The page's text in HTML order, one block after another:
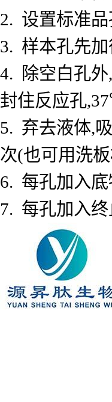
2. 设置标准
3. 样本孔先
4. 除空白孔外
封住反应孔
5. 弃去液体,
次(也可用洗板
6. 每孔加入
7. 每孔加入终